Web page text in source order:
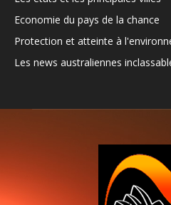
Economie du pays de la chance
Protection et atteinte à
Les news australiennes